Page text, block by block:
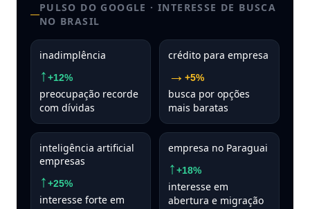
PULSO DO GOOGLE · INTERESSE DE BUSCA
NO BRASIL
inadimplência
↑+12%
preocupação recorde
com dívidas
crédito para empresa
→ +5%
busca por opções
mais baratas
inteligência artificial
empresas
↑+25%
interesse forte em
empresa no Paraguai
↑+18%
interesse em
abertura e migração